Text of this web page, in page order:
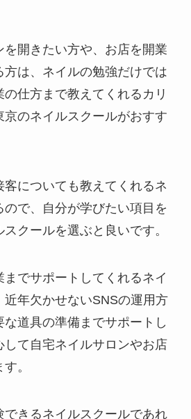
を開きたい方や、お店を開業
方は、ネイルの勉強だけでは
仕方まで教えてくれるカリ
京のネイルスクールがおすす
についても教えてくれるネ
ので、自分が学びたい項目を
クールを選ぶと良いです。
でサポートしてくれるネイ
近年欠かせないSNSの運用方
道具の準備までサポートし
して自宅ネイルサロンやお店
。
きるネイルスクールであれ